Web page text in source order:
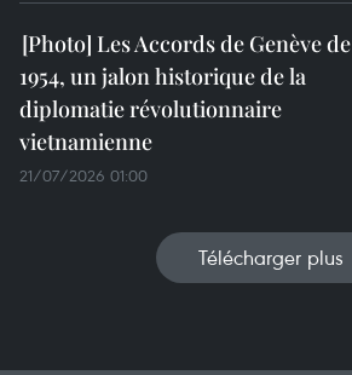
Les Accords de Genève de
1954, un jalon historique de la
diplomatie révolutionnaire
vietnamienne
21/07/2026 01:00
Télécharger plus